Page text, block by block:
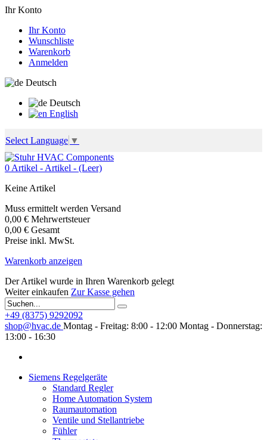
Ihr Konto
Ihr Konto
Wunschliste
Warenkorb
Anmelden
Deutsch
Deutsch
English
Select Language ▼
0 Artikel - Artikel - (Leer)
Keine Artikel
Muss ermittelt werden Versand
0,00 € Mehrwertsteuer
0,00 € Gesamt
Preise inkl. MwSt.
Warenkorb anzeigen
Der Artikel wurde in Ihren Warenkorb gelegt
Weiter einkaufen Zur Kasse gehen
+49 (8375) 9292092
shop@hvac.de Montag - Freitag: 8:00 - 12:00 Montag - Donnerstag:
13:00 - 16:30
Siemens Regelgeräte
Standard Regler
Home Automation System
Raumautomation
Ventile und Stellantriebe
Fühler